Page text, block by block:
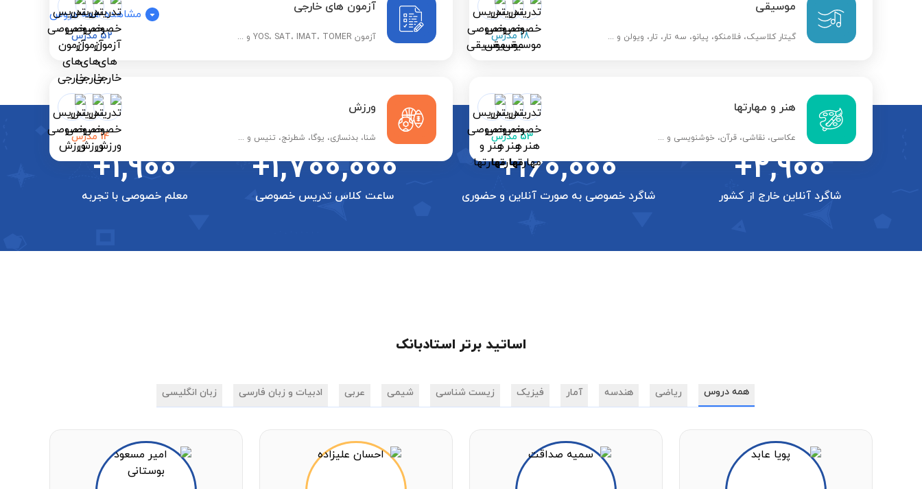
موسیقی
گیتار کلاسیک، فلامنکو، پیانو، سه تار، تار، ویولن و ... 18 مدرس
آزمون های خارجی
آزمون YOS، SAT، IMAT، TOMER و ... 52 مدرس
هنر و مهارتها
عکاسی، نقاشی، قرآن، خوشنویسی و ... 53 مدرس
ورزش
شنا، بدنسازی، یوگا، شطرنج، تنیس و ... 14 مدرس
مشاهده همه دروس
+2,900
شاگرد آنلاین خارج از کشور
+160,000
شاگرد خصوصی به صورت آنلاین و حضوری
+1,700,000
ساعت کلاس تدریس خصوصی
+1,900
معلم خصوصی با تجربه
اساتید برتر استادبانک
همه دروس ریاضی هندسه آمار فیزیک زیست شناسی شیمی عربی ادبیات و زبان فارسی زبان انگلیسی